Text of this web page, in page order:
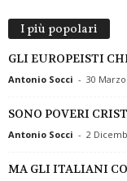
I più popolari
GLI EUROPEISTI
Antonio Socci - 30
SONO POVERI
Antonio Socci - 2
MA GLI ITALIANI